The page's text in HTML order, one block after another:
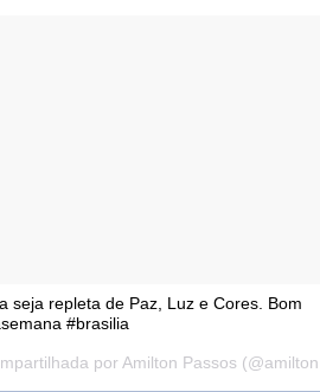
seja repleta de Paz, Luz e Cores. Bom
#brasilia